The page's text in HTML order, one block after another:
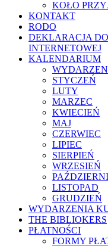
KOŁO
KONTAKT
RODO
DEKLARACJA
INTERNETOWEJ
KALENDARIUM
STYCZEŃ
LUTY
MARZEC
KWIECIEŃ
MAJ
CZERWIEC
LIPIEC
SIERPIEŃ
WRZESIEŃ
LISTOPAD
GRUDZIEŃ
WYDARZENIA
THE BIBLIOKERS
PŁATNOŚCI
FORMY